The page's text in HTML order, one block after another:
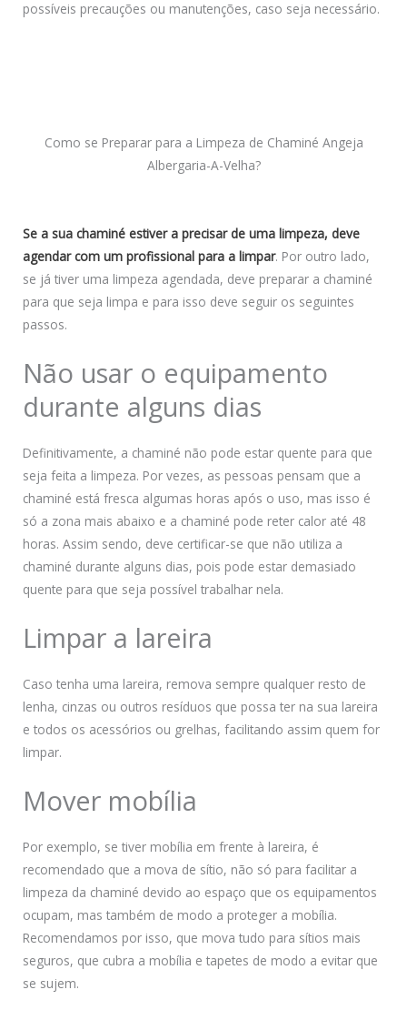
possíveis precauções ou manutenções, caso seja necessário.
Como se Preparar para a Limpeza de Chaminé Angeja
Albergaria-A-Velha?
Se a sua chaminé estiver a precisar de uma limpeza, deve
agendar com um profissional para a limpar. Por outro lado,
se já tiver uma limpeza agendada, deve preparar a chaminé
para que seja limpa e para isso deve seguir os seguintes
passos.
Não usar o equipamento
durante alguns dias
Definitivamente, a chaminé não pode estar quente para que
seja feita a limpeza. Por vezes, as pessoas pensam que a
chaminé está fresca algumas horas após o uso, mas isso é
só a zona mais abaixo e a chaminé pode reter calor até 48
horas. Assim sendo, deve certificar-se que não utiliza a
chaminé durante alguns dias, pois pode estar demasiado
quente para que seja possível trabalhar nela.
Limpar a lareira
Caso tenha uma lareira, remova sempre qualquer resto de
lenha, cinzas ou outros resíduos que possa ter na sua lareira
e todos os acessórios ou grelhas, facilitando assim quem for
limpar.
Mover mobília
Por exemplo, se tiver mobília em frente à lareira, é
recomendado que a mova de sítio, não só para facilitar a
limpeza da chaminé devido ao espaço que os equipamentos
ocupam, mas também de modo a proteger a mobília.
Recomendamos por isso, que mova tudo para sítios mais
seguros, que cubra a mobília e tapetes de modo a evitar que
se sujem.